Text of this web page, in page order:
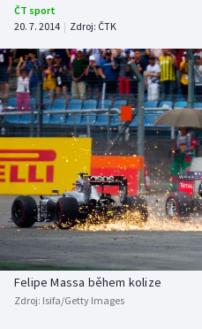
Atletika
Cyklistika
DALŠÍ SPORTY
Americký fotbal
Baseball a softbal
Basketbal
Biatlon
NEPŘEHLÉDNĚTE
Soutěže
Historické návraty
Aplikace ČT sport
ČT sport
20. 7. 2014 | Zdroj: ČTK
Felipe Massa během kolize
Zdroj: Isifa/Getty Images